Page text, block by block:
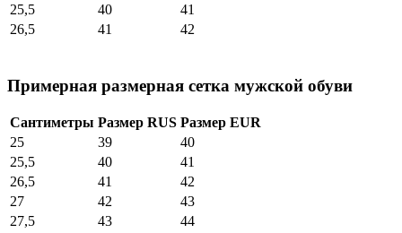
25,5
40
41
26,5
41 42
Примерная размерная сетка мужской обуви
Сантиметры Размер RUS Размер EUR
25
39
40
25,5
40
41
26,5
41
42
27
42
43
27,5
43
44